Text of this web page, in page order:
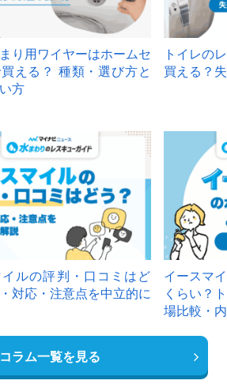
り用ワイヤーはホームセ
える？ 種類・選び方と
方
トイレの
買える？
ルの評判・口コミはど
対応・注意点を中立的に
イースマ
くらい？
場比較・
コラム一覧を見る